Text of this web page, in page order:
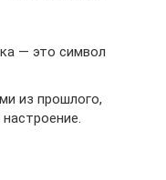
— это символ
из прошлого,